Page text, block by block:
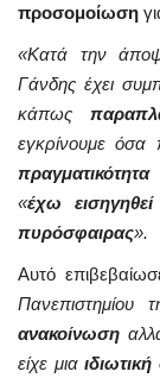
προσομοίωση
«Κατά την
Γάνδης έχει
κάπως
εγκρίνουμε όσα
«έχω
πυρόσφαιρας».
Αυτό
Πανεπιστημίου
ανακοίνωση
είχε μια